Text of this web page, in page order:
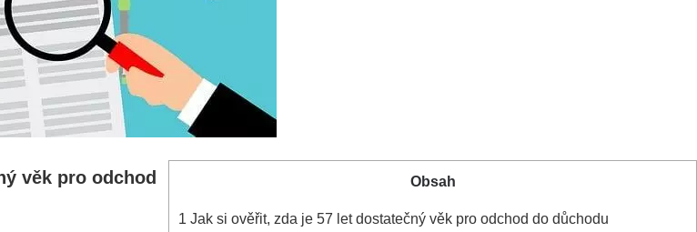
Obsah
1 Jak si ověřit, zda je ⁣57 let dostatečný ‍věk pro odchod do⁤ důchodu
‍věk pro odchod